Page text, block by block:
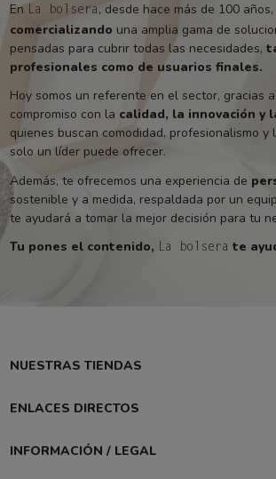
En La bolsera , desde hace más de 100 años,
comercializando una amplia gama de
pensadas para cubrir todas las necesidades,
profesionales como de usuarios finales.
Hoy somos un referente en el sector, gracias
compromiso con la calidad, la innovación y
quienes buscan comodidad, profesionalismo y
solo un líder puede ofrecer.
Además, te ofrecemos una experiencia de
sostenible y a medida, respaldada por un
te ayudará a tomar la mejor decisión para tu
Tu pones el contenido, La bolsera te
NUESTRAS TIENDAS
ENLACES DIRECTOS
INFORMACIÓN / LEGAL